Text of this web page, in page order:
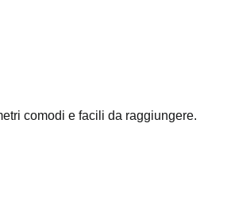
comodi e facili da raggiungere.